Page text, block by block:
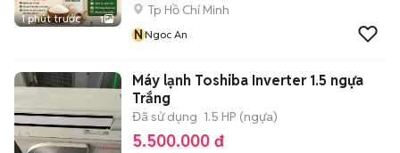
1 phút trước 1
Tp Hồ Chí Minh
NNgoc An
Máy lạnh Toshiba Inverter 1.5 ngựa
Trắng
Đã sử dụng 1.5 HP (ngựa)
5.500.000 đ